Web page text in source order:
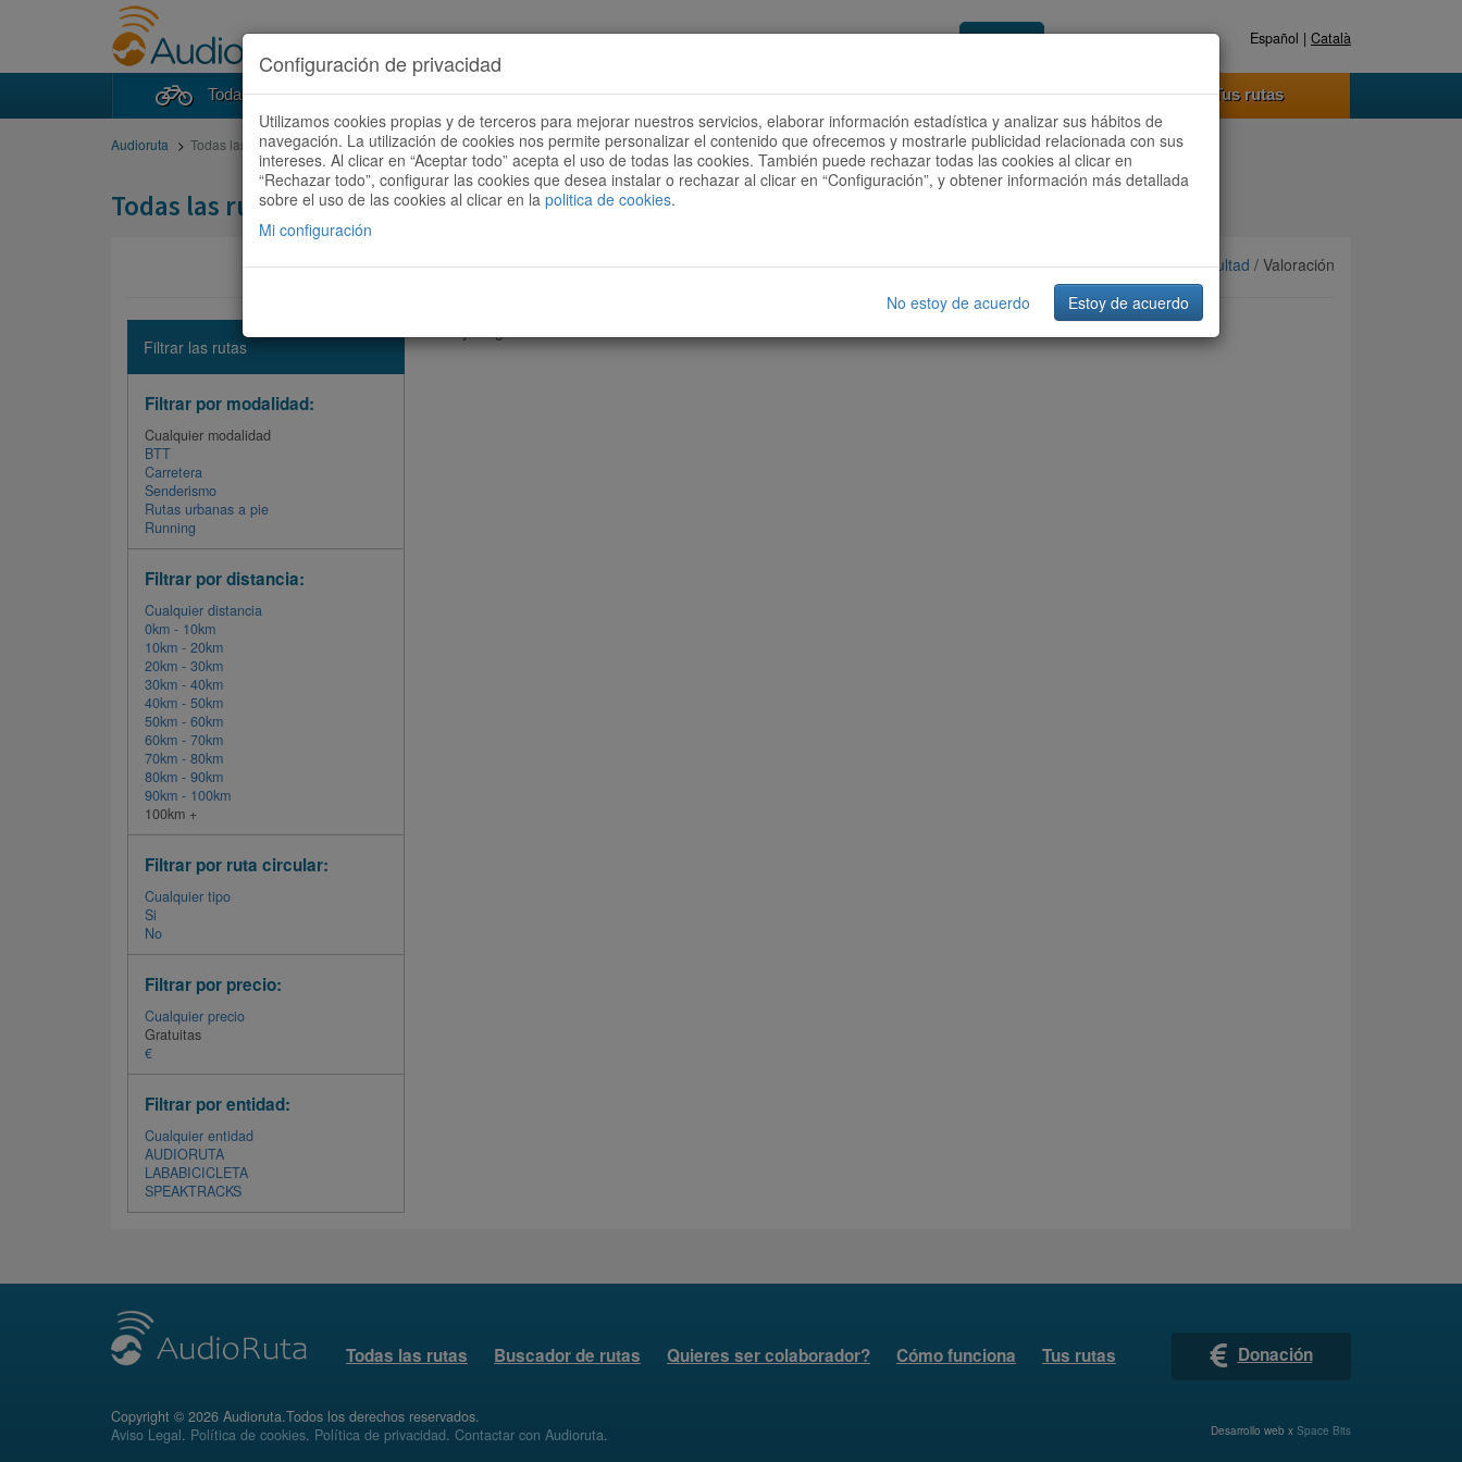
Acceder Registrate ahora Español | Català
Todas las rutas Buscador de rutas Quieres ser colaborador? Cómo funciona Tus rutas
Audioruta Todas las rutas
Todas las rutas
Ordenar por:Más recientes/Dificultad / Valoración
Filtrar las rutas
Filtrar por modalidad:
Cualquier modalidad
BTT
Carretera
Senderismo
Rutas urbanas a pie
Running
Filtrar por distancia:
Cualquier distancia
0km - 10km
10km - 20km
20km - 30km
30km - 40km
40km - 50km
50km - 60km
60km - 70km
70km - 80km
80km - 90km
90km - 100km
100km +
Filtrar por ruta circular:
Cualquier tipo
Si
No
Filtrar por precio:
Cualquier precio
Gratuitas
€
Filtrar por entidad:
Cualquier entidad
AUDIORUTA
LABABICICLETA
SPEAKTRACKS
Todas las rutas Buscador de rutas Quieres ser colaborador? Cómo funciona Tus rutas Donación
Copyright © 2026 Audioruta.Todos los derechos reservados.
Aviso Legal. Política de cookies. Política de privacidad. Contactar con Audioruta. Desarrollo web x Space Bits
Configuración de privacidad
Utilizamos cookies propias y de terceros para mejorar nuestros servicios, elaborar información estadística y analizar sus hábitos de
navegación. La utilización de cookies nos permite personalizar el contenido que ofrecemos y mostrarle publicidad relacionada con sus
intereses. Al clicar en “Aceptar todo” acepta el uso de todas las cookies. También puede rechazar todas las cookies al clicar en
“Rechazar todo”, configurar las cookies que desea instalar o rechazar al clicar en “Configuración”, y obtener información más detallada
sobre el uso de las cookies al clicar en la politica de cookies.
Mi configuración
No estoy de acuerdo Estoy de acuerdo